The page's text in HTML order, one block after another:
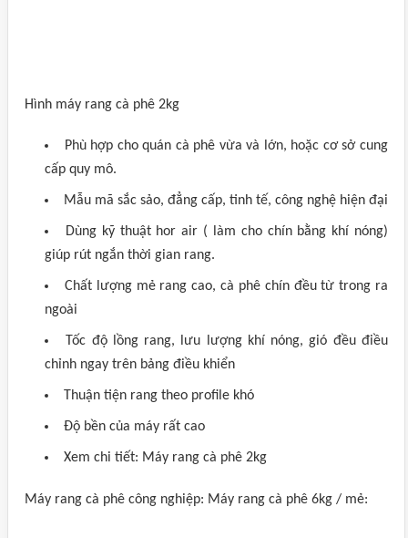
Hình máy rang cà phê 2kg
Phù hợp cho quán cà phê vừa và lớn, hoặc cơ sở cung
cấp quy mô.
Mẫu mã sắc sảo, đẳng cấp, tinh tế, công nghệ hiện đại
Dùng kỹ thuật hor air ( làm cho chín bằng khí nóng)
giúp rút ngắn thời gian rang.
Chất lượng mẻ rang cao, cà phê chín đều từ trong ra
ngoài
Tốc độ lồng rang, lưu lượng khí nóng, gió đều điều
chỉnh ngay trên bảng điều khiển
Thuận tiện rang theo profile khó
Độ bền của máy rất cao
Xem chi tiết: Máy rang cà phê 2kg
Máy rang cà phê công nghiệp: Máy rang cà phê 6kg / mẻ: